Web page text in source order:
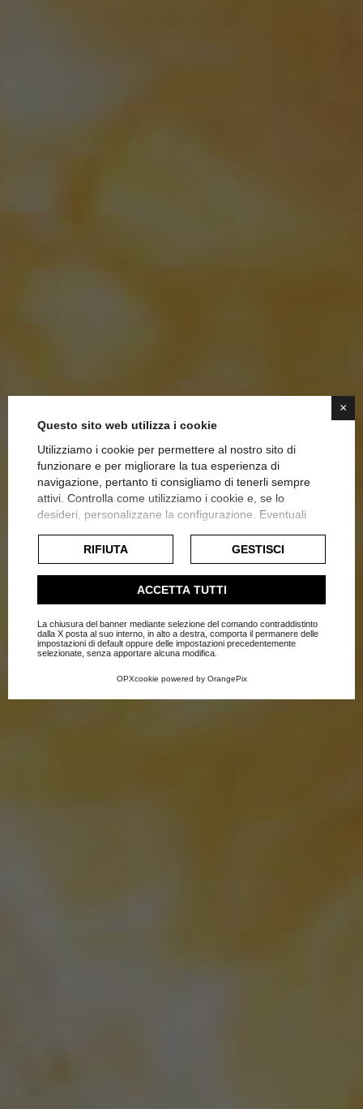
×
Questo sito web utilizza i cookie
Utilizziamo i cookie per permettere al nostro sito di
funzionare e per migliorare la tua esperienza di
navigazione, pertanto ti consigliamo di tenerli sempre
attivi. Controlla come utilizziamo i cookie e, se lo
desideri, personalizzane la configurazione. Eventuali
esclusivamente previa acquisizione del consenso
dell'utente.
Consulta l'informativa cookie completa.
RIFIUTA GESTISCI
ACCETTA TUTTI
La chiusura del banner mediante selezione del comando contraddistinto
dalla X posta al suo interno, in alto a destra, comporta il permanere delle
impostazioni di default oppure delle impostazioni precedentemente
selezionate, senza apportare alcuna modifica.
OPXcookie powered by OrangePix
I PROFUMI DI CASA
Home
Blog
Complementi d'arredo-Accessori per la casa